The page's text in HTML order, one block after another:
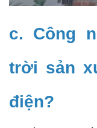
c. Công
trời sản
điện?